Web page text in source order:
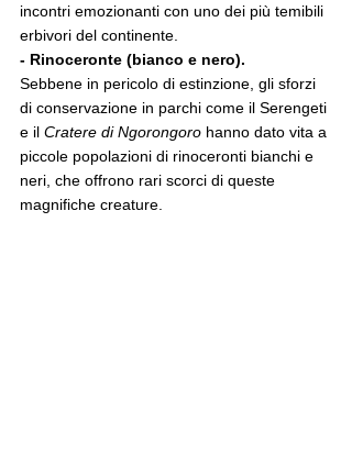
incontri emozionanti con uno dei più temibili
erbivori del continente.
- Rinoceronte (bianco e nero).
Sebbene in pericolo di estinzione, gli sforzi
di conservazione in parchi come il Serengeti
e il Cratere di Ngorongoro hanno dato vita a
piccole popolazioni di rinoceronti bianchi e
neri, che offrono rari scorci di queste
magnifiche creature.